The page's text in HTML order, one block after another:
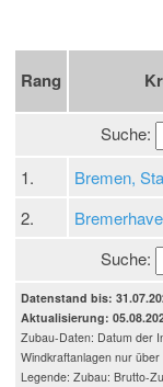
Rang
Suche:
1.
Bremen,
2.
Suche:
Datenstand bis:
Aktualisierung:
Zubau-Daten: Datum der
Windkraftanlagen nur über
Legende: Zubau: Brutto-